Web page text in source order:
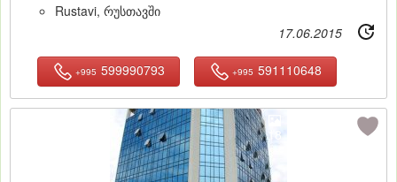
Rustavi, რუსთავში
17.06.2015
+995 599990793 +995 591110648
18